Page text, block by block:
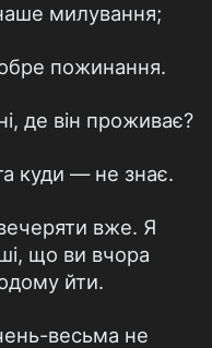
милування;
пожинання.
де він проживає?
куди — не знає.
вже. Я
що ви вчора
йти.
весьма не